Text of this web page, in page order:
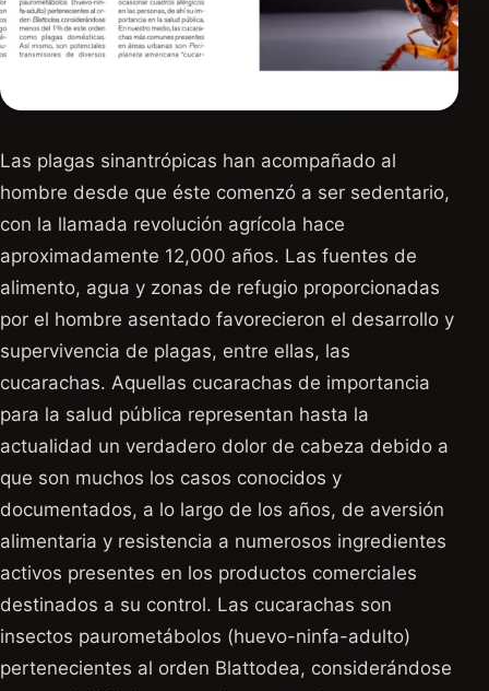
Las plagas sinantrópicas han acompañado al
hombre desde que éste comenzó a ser sedentario,
con la llamada revolución agrícola hace
aproximadamente 12,000 años. Las fuentes de
alimento, agua y zonas de refugio proporcionadas
por el hombre asentado favorecieron el desarrollo y
supervivencia de plagas, entre ellas, las
cucarachas. Aquellas cucarachas de importancia
para la salud pública representan hasta la
actualidad un verdadero dolor de cabeza debido a
que son muchos los casos conocidos y
documentados, a lo largo de los años, de aversión
alimentaria y resistencia a numerosos ingredientes
activos presentes en los productos comerciales
destinados a su control. Las cucarachas son
insectos paurometábolos (huevo-ninfa-adulto)
pertenecientes al orden Blattodea, considerándose